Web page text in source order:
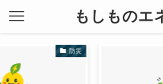
もしものエ
防災